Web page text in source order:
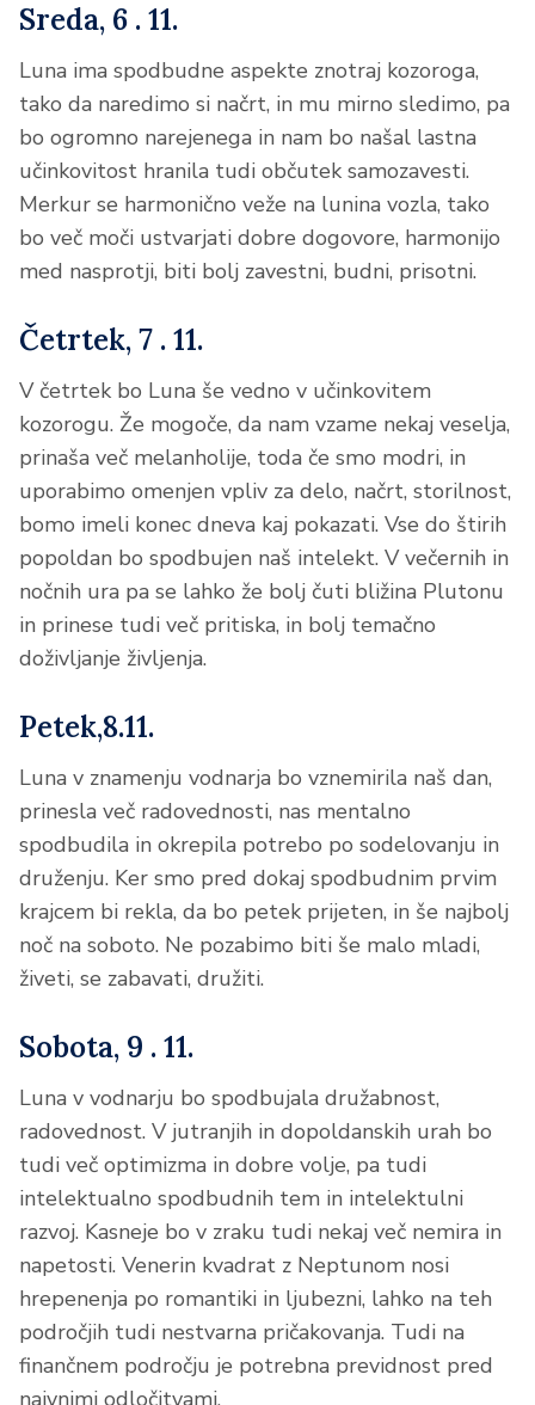
Sreda, 6 . 11.
Luna ima spodbudne aspekte znotraj kozoroga,
tako da naredimo si načrt, in mu mirno sledimo, pa
bo ogromno narejenega in nam bo našal lastna
učinkovitost hranila tudi občutek samozavesti.
Merkur se harmonično veže na lunina vozla, tako
bo več moči ustvarjati dobre dogovore, harmonijo
med nasprotji, biti bolj zavestni, budni, prisotni.
Četrtek, 7 . 11.
V četrtek bo Luna še vedno v učinkovitem
kozorogu. Že mogoče, da nam vzame nekaj veselja,
prinaša več melanholije, toda če smo modri, in
uporabimo omenjen vpliv za delo, načrt, storilnost,
bomo imeli konec dneva kaj pokazati. Vse do štirih
popoldan bo spodbujen naš intelekt. V večernih in
nočnih ura pa se lahko že bolj čuti bližina Plutonu
in prinese tudi več pritiska, in bolj temačno
doživljanje življenja.
Petek,8.11.
Luna v znamenju vodnarja bo vznemirila naš dan,
prinesla več radovednosti, nas mentalno
spodbudila in okrepila potrebo po sodelovanju in
druženju. Ker smo pred dokaj spodbudnim prvim
krajcem bi rekla, da bo petek prijeten, in še najbolj
noč na soboto. Ne pozabimo biti še malo mladi,
živeti, se zabavati, družiti.
Sobota, 9 . 11.
Luna v vodnarju bo spodbujala družabnost,
radovednost. V jutranjih in dopoldanskih urah bo
tudi več optimizma in dobre volje, pa tudi
intelektualno spodbudnih tem in intelektulni
razvoj. Kasneje bo v zraku tudi nekaj več nemira in
napetosti. Venerin kvadrat z Neptunom nosi
hrepenenja po romantiki in ljubezni, lahko na teh
področjih tudi nestvarna pričakovanja. Tudi na
finančnem področju je potrebna previdnost pred
naivnimi odločitvami.